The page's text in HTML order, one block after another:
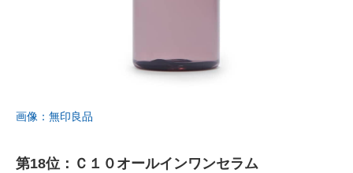
画像：無印良品
第18位：Ｃ１０オールインワンセラム